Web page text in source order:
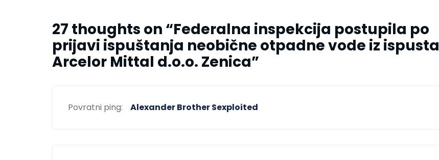
27 thoughts on “Federalna inspekcija postupila po
prijavi ispuštanja neobične otpadne vode iz ispusta
Arcelor Mittal d.o.o. Zenica”
Povratni ping: Alexander Brother Sexploited